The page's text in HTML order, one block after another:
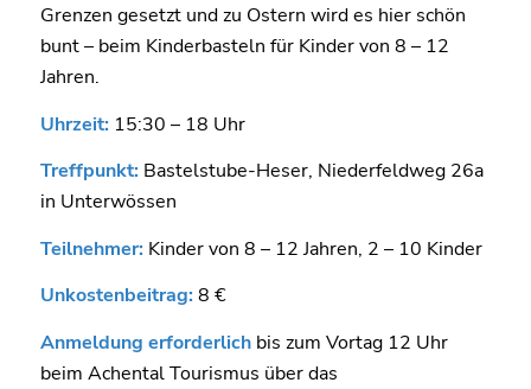
Grenzen gesetzt und zu Ostern wird es hier schön
bunt – beim Kinderbasteln für Kinder von 8 – 12
Jahren.
Uhrzeit: 15:30 – 18 Uhr
Treffpunkt: Bastelstube-Heser, Niederfeldweg 26a
in Unterwössen
Teilnehmer: Kinder von 8 – 12 Jahren, 2 – 10 Kinder
Unkostenbeitrag: 8 €
Anmeldung erforderlich bis zum Vortag 12 Uhr
beim Achental Tourismus über das